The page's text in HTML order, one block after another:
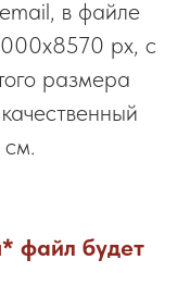
в файле
px, с
размера
файл будет